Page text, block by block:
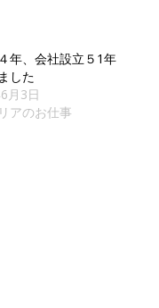
年、会社設立５1年
した
月3日
アのお仕事